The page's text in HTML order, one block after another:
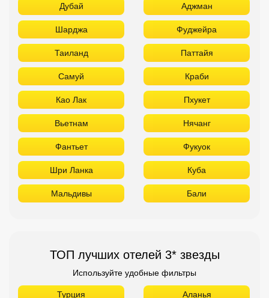
Дубай Аджман
Шарджа Фуджейра
Таиланд Паттайя
Самуй Краби
Као Лак Пхукет
Вьетнам Нячанг
Фантьет Фукуок
Шри Ланка Куба
Мальдивы Бали
ТОП лучших отелей 3* звезды
Используйте удобные фильтры
Турция Аланья